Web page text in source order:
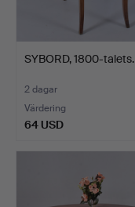
SYBORD, 1800-talets.
2 dagar
Värdering
64 USD